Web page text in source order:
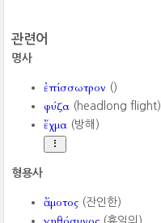
관련어
명사
ἐπίσσωτρον ()
φύζα (headlong flight)
ἔχμα (방해)
형용사
ἄμοτος (잔인한)
(휴일의)